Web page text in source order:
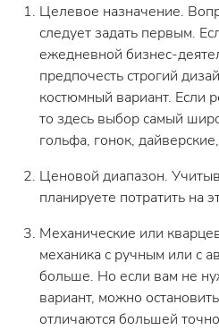
Целевое назначение.
следует задать первым.
ежедневной бизнес-
предпочесть строгий
костюмный вариант. Если
то здесь выбор самый
гольфа, гонок,
Ценовой диапазон.
планируете потратить на
Механические или
механика с ручным или с
больше. Но если вам не
вариант, можно
отличаются большей